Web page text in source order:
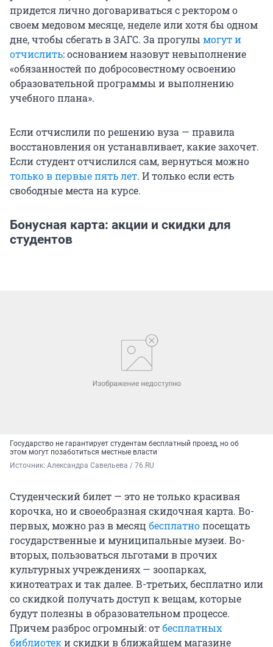
придется лично договариваться с ректором о
своем медовом месяце, неделе или хотя бы одном
дне, чтобы сбегать в ЗАГС. За прогулы могут и
отчислить: основанием назовут невыполнение
«обязанностей по добросовестному освоению
образовательной программы и выполнению
учебного плана».
Если отчислили по решению вуза — правила
восстановления он устанавливает, какие захочет.
Если студент отчислился сам, вернуться можно
только в первые пять лет. И только если есть
свободные места на курсе.
Бонусная карта: акции и скидки для
студентов
Государство не гарантирует студентам бесплатный проезд, но об
этом могут позаботиться местные власти
Источник: Александра Савельева / 76.RU
Студенческий билет — это не только красивая
корочка, но и своеобразная скидочная карта. Во-
первых, можно раз в месяц бесплатнопосещать
государственные и муниципальные музеи. Во-
вторых, пользоваться льготами в прочих
культурных учреждениях — зоопарках,
кинотеатрах и так далее. В-третьих, бесплатно или
со скидкой получать доступ к вещам, которые
будут полезны в образовательном процессе.
Причем разброс огромный: отбесплатных
библиотеки скидки в ближайшем магазине